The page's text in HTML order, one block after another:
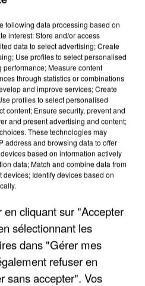
EMPORTÉE PAR UNE
SAVOIE
following data processing based on
interest: Store and/or access
data to select advertising; Create
Use profiles to select personalised
Measure content
through statistics or combinations
and improve services; Create
profiles to select personalised
content; Ensure security, prevent and
and present advertising and content;
These technologies may
address and browsing data to offer
based on information actively
data; Match and combine data from
Identify devices based on
en cliquant sur "Accepter
sélectionnant les
dans "Gérer mes
refuser en
sans accepter". Vos